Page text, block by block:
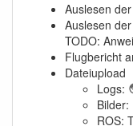
Auslesen
Auslesen
TODO:
Flugbericht
Dateiupload
Logs:
Bilder:
ROS: